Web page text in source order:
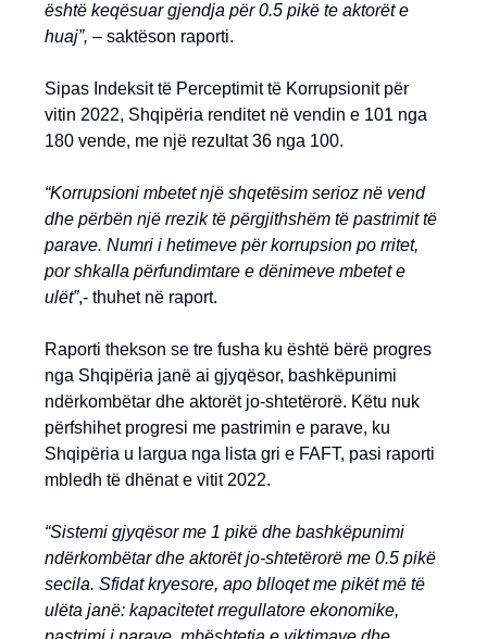
është keqësuar gjendja për 0.5 pikë te aktorët e
huaj”, – saktëson raporti.
Sipas Indeksit të Perceptimit të Korrupsionit për
vitin 2022, Shqipëria renditet në vendin e 101 nga
180 vende, me një rezultat 36 nga 100.
“Korrupsioni mbetet një shqetësim serioz në vend
dhe përbën një rrezik të përgjithshëm të pastrimit të
parave. Numri i hetimeve për korrupsion po rritet,
por shkalla përfundimtare e dënimeve mbetet e
ulët”,- thuhet në raport.
Raporti thekson se tre fusha ku është bërë progres
nga Shqipëria janë ai gjyqësor, bashkëpunimi
ndërkombëtar dhe aktorët jo-shtetërorë. Këtu nuk
përfshihet progresi me pastrimin e parave, ku
Shqipëria u largua nga lista gri e FAFT, pasi raporti
mbledh të dhënat e vitit 2022.
“Sistemi gjyqësor me 1 pikë dhe bashkëpunimi
ndërkombëtar dhe aktorët jo-shtetërorë me 0.5 pikë
secila. Sfidat kryesore, apo blloqet me pikët më të
ulëta janë: kapacitetet rregullatore ekonomike,